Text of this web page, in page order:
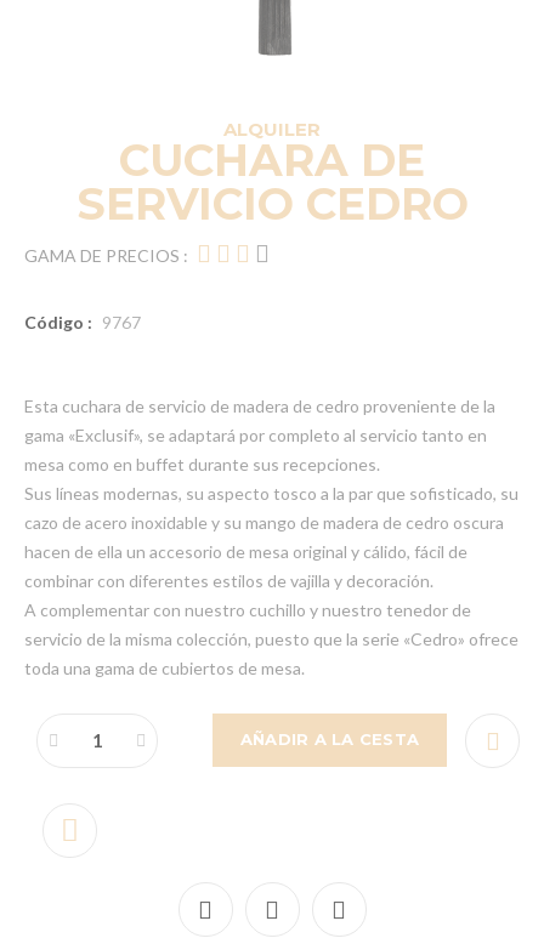
ALQUILER
CUCHARA DE
SERVICIO CEDRO
GAMA DE PRECIOS :
Código : 9767
Esta cuchara de servicio de madera de cedro proveniente de la
gama «Exclusif», se adaptará por completo al servicio tanto en
mesa como en buffet durante sus recepciones.
Sus líneas modernas, su aspecto tosco a la par que sofisticado, su
cazo de acero inoxidable y su mango de madera de cedro oscura
hacen de ella un accesorio de mesa original y cálido, fácil de
combinar con diferentes estilos de vajilla y decoración.
A complementar con nuestro cuchillo y nuestro tenedor de
servicio de la misma colección, puesto que la serie «Cedro» ofrece
toda una gama de cubiertos de mesa.
AÑADIR A LA CESTA